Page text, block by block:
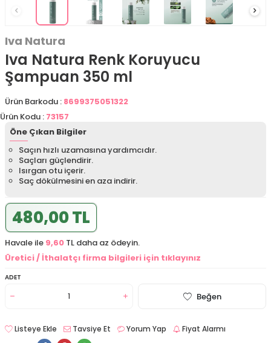
Iva Natura
Iva Natura Renk Koruyucu
Şampuan 350 ml
Ürün Barkodu : 8699375051322
Ürün Kodu : 73157
Öne Çıkan Bilgiler
Saçın hızlı uzamasına yardımcıdır.
Saçları güçlendirir.
Isırgan otu içerir.
Saç dökülmesini en aza indirir.
480,00 TL
Havale ile 9,60 TL daha az ödeyin.
Üretici / İthalatçı firma bilgileri için tıklayınız
ADET
Beğen
Listeye Ekle Tavsiye Et Yorum Yap Fiyat Alarmı